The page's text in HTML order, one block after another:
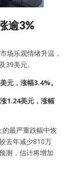
逾3%
场乐观情绪升温，
39美元。
元，涨幅3.4%。
1.24美元，涨幅
最严重跌幅中恢
去年减少810万
测，估计将增加